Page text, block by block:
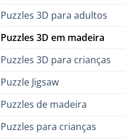
Puzzles 3D para adultos
Puzzles 3D em madeira
Puzzles 3D para crianças
Puzzle Jigsaw
Puzzles de madeira
Puzzles para crianças